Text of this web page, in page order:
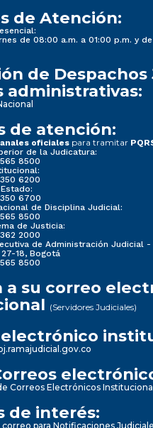
de Atención:
de 08:00 a.m. a 01:00 p.m. y
de
administrativas:
de atención:
oficiales para tramitar
de la Judicatura:
8500
6200
6700
de Disciplina Judicial:
8500
de Justicia:
2000
de Administración Judicial -
18, Bogotá
8500
a su correo
(Servidores Judiciales)
electrónico
Correos Electrónicos
de interés:
para Notificaciones